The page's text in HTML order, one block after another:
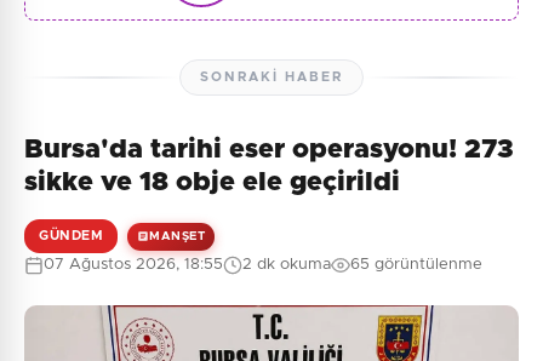
SONRAKI HABER
Bursa'da tarihi eser operasyonu! 273
sikke ve 18 obje ele geçirildi
GÜNDEM MANŞET
07 Ağustos 2026, 18:55 2 dk okuma 65 görüntülenme